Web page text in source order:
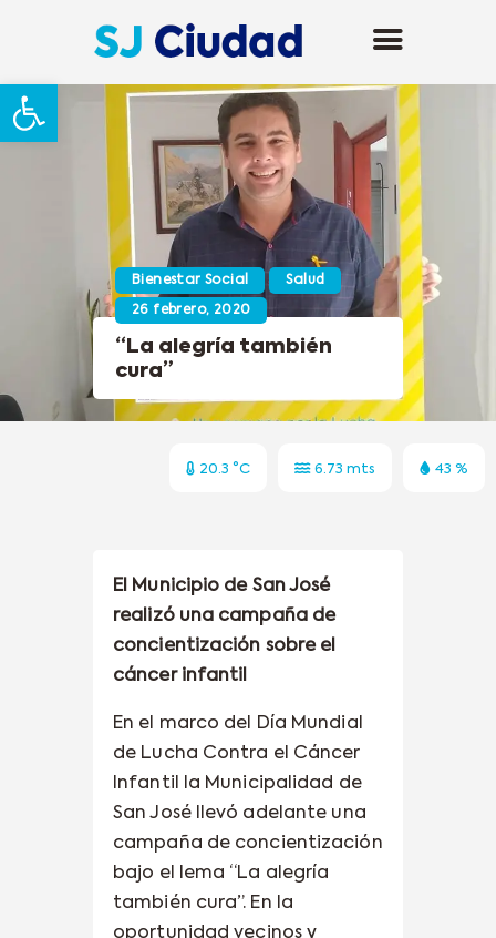
Abrir barra de herramientas
Bienestar Social Salud
26 febrero, 2020
“La alegría también
cura”
20.3 °C 6.73 mts 43 %
El Municipio de San José
realizó una campaña de
concientización sobre el
cáncer infantil
En el marco del Día Mundial
de Lucha Contra el Cáncer
Infantil la Municipalidad de
San José llevó adelante una
campaña de concientización
bajo el lema “La alegría
también cura”. En la
oportunidad vecinos y